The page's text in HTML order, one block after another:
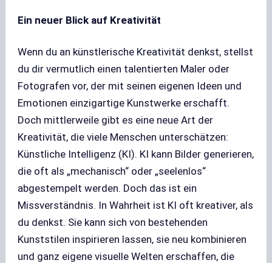
Ein neuer Blick auf Kreativität
Wenn du an künstlerische Kreativität denkst, stellst
du dir vermutlich einen talentierten Maler oder
Fotografen vor, der mit seinen eigenen Ideen und
Emotionen einzigartige Kunstwerke erschafft.
Doch mittlerweile gibt es eine neue Art der
Kreativität, die viele Menschen unterschätzen:
Künstliche Intelligenz (KI). KI kann Bilder generieren,
die oft als „mechanisch“ oder „seelenlos“
abgestempelt werden. Doch das ist ein
Missverständnis. In Wahrheit ist KI oft kreativer, als
du denkst. Sie kann sich von bestehenden
Kunststilen inspirieren lassen, sie neu kombinieren
und ganz eigene visuelle Welten erschaffen, die